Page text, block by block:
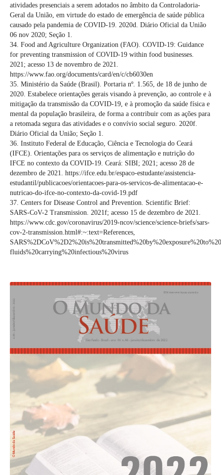
atividades presenciais a serem adotados no âmbito da Controladoria-
Geral da União, em virtude do estado de emergência de saúde pública
causado pela pandemia de COVID-19. 2020d. Diário Oficial da União
06 nov 2020; Seção 1.
34. Food and Agriculture Organization (FAO). COVID-19: Guidance
for preventing transmission of COVID-19 within food businesses.
2021; acesso 13 de novembro de 2021.
https://www.fao.org/documents/card/en/c/cb6030en
35. Ministério da Saúde (Brasil). Portaria nº. 1.565, de 18 de junho de
2020. Estabelece orientações gerais visando à prevenção, ao controle e à
mitigação da transmissão da COVID-19, e à promoção da saúde física e
mental da população brasileira, de forma a contribuir com as ações para
a retomada segura das atividades e o convívio social seguro. 2020f.
Diário Oficial da União; Seção 1.
36. Instituto Federal de Educação, Ciência e Tecnologia do Ceará
(IFCE). Orientações para os serviços de alimentação e nutrição do
IFCE no contexto da COVID-19. Ceará: SIBI; 2021; acesso 28 de
dezembro de 2021. https://ifce.edu.br/espaco-estudante/assistencia-
estudantil/publicacoes/orientacoes-para-os-servicos-de-alimentacao-e-
nutricao-do-ifce-no-contexto-da-covid-19.pdf
37. Centers for Disease Control and Prevention. Scientific Brief:
SARS-CoV-2 Transmission. 2021f; acesso 15 de dezembro de 2021.
https://www.cdc.gov/coronavirus/2019-ncov/science/science-briefs/sars-
cov-2-transmission.html#:~:text=References,
fluids%20carrying%20infectious%20virus